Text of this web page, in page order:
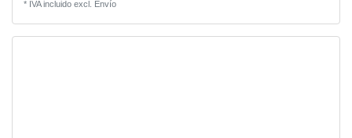
* IVA incluidoexcl. Envío